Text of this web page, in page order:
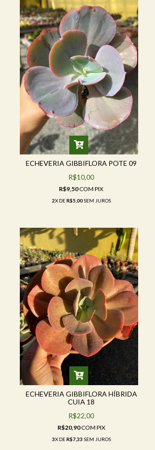
ECHEVERIA GIBBIFLORA POTE 09
R$10,00
R$9,50COM PIX
2X DER$5,00SEM JUROS
ECHEVERIA GIBBIFLORA HÍBRIDA
CUIA 18
R$22,00
R$20,90COM PIX
3X DER$7,33 SEM JUROS